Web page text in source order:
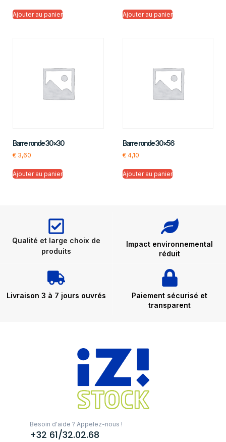
Ajouter au panier Ajouter au panier
Barre ronde 30×30
€ 3,60
Ajouter au panier
Barre ronde 30×56
€4,10
Ajouter au panier
Qualité et large choix de
produits
Impact environnemental
réduit
Livraison 3 à 7 jours ouvrés
Paiement sécurisé et
transparent
Besoin d'aide ? Appelez-nous !
+32 61/32.02.68